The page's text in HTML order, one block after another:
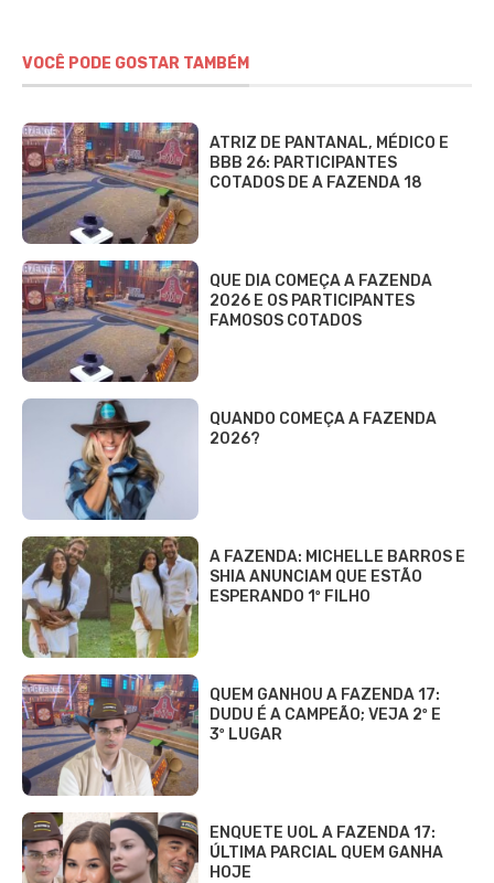
VOCÊ PODE GOSTAR TAMBÉM
ATRIZ DE PANTANAL, MÉDICO E
BBB 26: PARTICIPANTES
COTADOS DE A FAZENDA 18
QUE DIA COMEÇA A FAZENDA
2026 E OS PARTICIPANTES
FAMOSOS COTADOS
QUANDO COMEÇA A FAZENDA
2026?
A FAZENDA: MICHELLE BARROS E
SHIA ANUNCIAM QUE ESTÃO
ESPERANDO 1º FILHO
QUEM GANHOU A FAZENDA 17:
DUDU É A CAMPEÃO; VEJA 2º E
3º LUGAR
ENQUETE UOL A FAZENDA 17:
ÚLTIMA PARCIAL QUEM GANHA
HOJE